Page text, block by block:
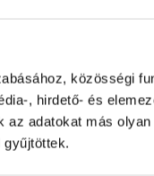
közösségi
, hirdető- és
adatokat más